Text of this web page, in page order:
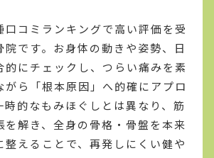
口コミランキングで高い評価を受
院です。お身体の動きや姿勢、日
的にチェックし、つらい痛みを素
がら「根本原因」へ的確にアプロ
時的なもみほぐしとは異なり、筋
を解き、全身の骨格・骨盤を本来
整えることで、再発しにくい健や